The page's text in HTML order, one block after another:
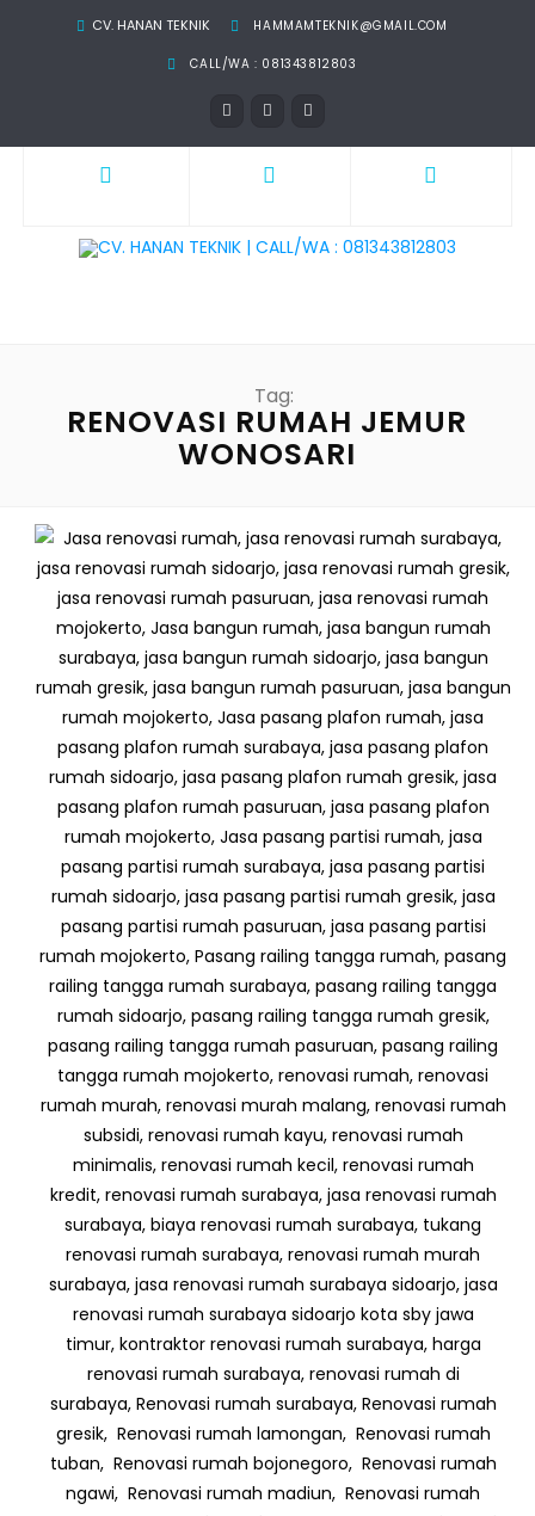
CV. HANAN TEKNIK HAMMAMTEKNIK@GMAIL.COM
CALL/WA : 081343812803
Tag:
RENOVASI RUMAH JEMUR
WONOSARI